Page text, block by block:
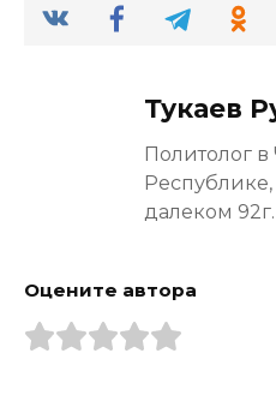
Тукаев
Политолог
далеком 92г.
Оцените автора